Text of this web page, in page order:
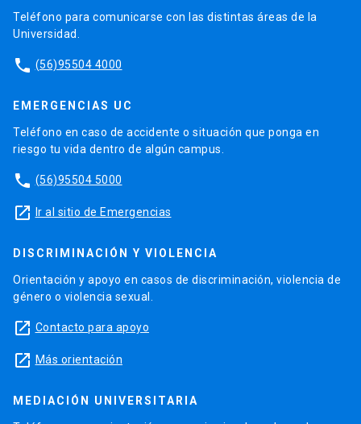
Teléfono para comunicarse con las distintas áreas de la
Universidad.
phone (56)95504 4000
EMERGENCIAS UC
Teléfono en caso de accidente o situación que ponga en
riesgo tu vida dentro de algún campus.
phone (56)95504 5000
launch Ir al sitio de Emergencias
DISCRIMINACIÓN Y VIOLENCIA
Orientación y apoyo en casos de discriminación, violencia de
género o violencia sexual.
launch Contacto para apoyo
launch Más orientación
MEDIACIÓN UNIVERSITARIA